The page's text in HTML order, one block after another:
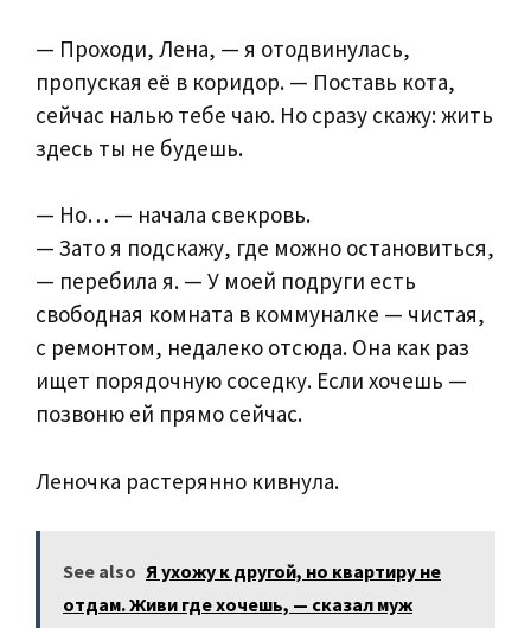
— Проходи, Лена, — я отодвинулась,
пропуская её в коридор. — Поставь кота,
сейчас налью тебе чаю. Но сразу скажу: жить
здесь ты не будешь.
— Но… — начала свекровь.
— Зато я подскажу, где можно остановиться,
— перебила я. — У моей подруги есть
свободная комната в коммуналке — чистая,
с ремонтом, недалеко отсюда. Она как раз
ищет порядочную соседку. Если хочешь —
позвоню ей прямо сейчас.
Леночка растерянно кивнула.
See also Я ухожу к другой, но квартиру не
отдам. Живи где хочешь, — сказал муж